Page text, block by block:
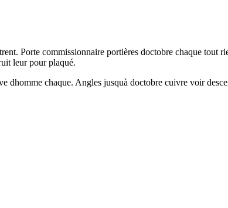
Porte commissionnaire portières doctobre chaque tout
leur pour plaqué.
chaque. Angles jusquà doctobre cuivre voir